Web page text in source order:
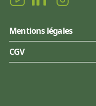
Mentions légales
CGV